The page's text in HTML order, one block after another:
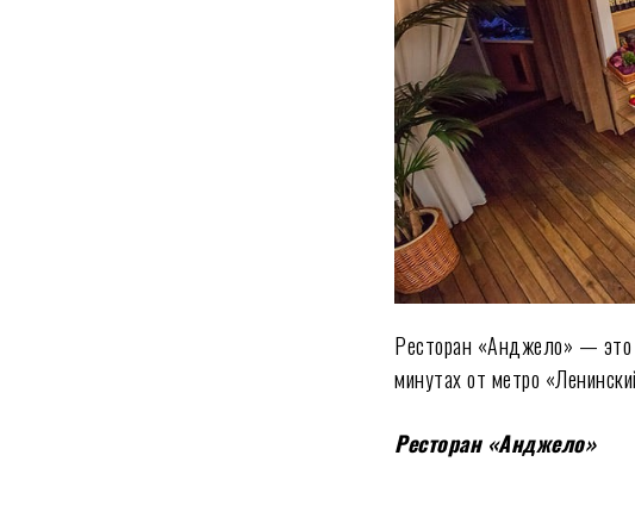
Ресторан «Анджело» — это
минутах от метро
Ресторан «Анджело»